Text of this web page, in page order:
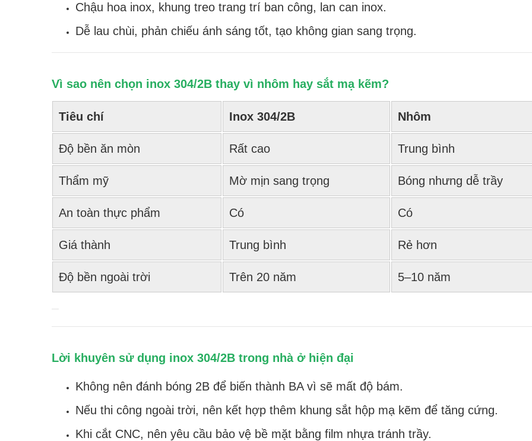
Chậu hoa inox, khung treo trang trí ban công, lan can inox.
Dễ lau chùi, phản chiếu ánh sáng tốt, tạo không gian sang trọng.
Vì sao nên chọn inox 304/2B thay vì nhôm hay sắt mạ kẽm?
Tiêu chí Inox 304/2B Nhôm
Độ bền ăn mòn Rất cao Trung bình
Thẩm mỹ Mờ mịn sang trọng Bóng nhưng dễ trầy
An toàn thực phẩm Có Có
Giá thành Trung bình Rẻ hơn
Độ bền ngoài trời Trên 20 năm 5–10 năm
Lời khuyên sử dụng inox 304/2B trong nhà ở hiện đại
Không nên đánh bóng 2B để biến thành BA vì sẽ mất độ bám.
Nếu thi công ngoài trời, nên kết hợp thêm khung sắt hộp mạ kẽm để tăng cứng.
Khi cắt CNC, nên yêu cầu bảo vệ bề mặt bằng film nhựa tránh trầy.